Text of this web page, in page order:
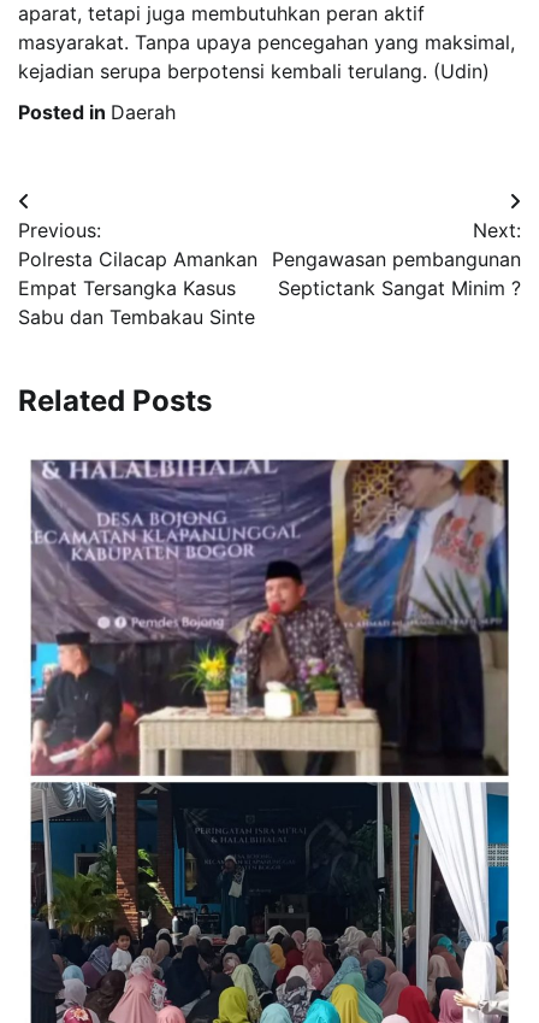
aparat, tetapi juga membutuhkan peran aktif
masyarakat. Tanpa upaya pencegahan yang maksimal,
kejadian serupa berpotensi kembali terulang. (Udin)
Posted in Daerah
Post
navigation
Previous:
Polresta Cilacap Amankan
Empat Tersangka Kasus
Sabu dan Tembakau Sinte
Next:
Pengawasan pembangunan
Septictank Sangat Minim ?
Related Posts